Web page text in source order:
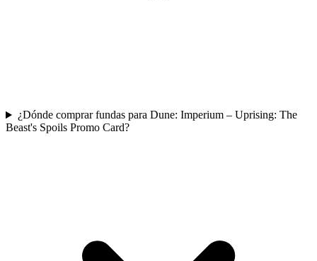
¿Dónde comprar fundas para Dune: Imperium – Uprising: The
Beast's Spoils Promo Card?